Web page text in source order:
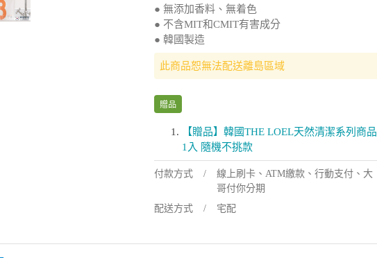
● 無添加香料、無着色
● 不含MIT和CMIT有害成分
● 韓國製造
此商品恕無法配送離島區域
贈品
【贈品】韓國THE LOEL天然清潔系列商品
1入 隨機不挑款
付款方式
線上刷卡、ATM繳款、行動支付、大
哥付你分期
配送方式
宅配